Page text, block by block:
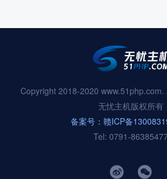
Copyright 2018-2020
无忧主机版权所有
备案号：赣ICP备
Tel: 0791-